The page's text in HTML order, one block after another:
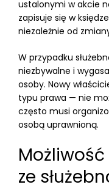
ustalonymi w akcie
zapisuje się w
niezależnie od
W przypadku
niezbywalne i
osoby. Nowy
typu prawa — nie
często musi
osobą uprawnioną.
ze